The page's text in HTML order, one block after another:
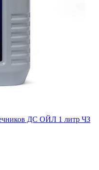
ДС ОЙЛ 1 литр ЧЗ